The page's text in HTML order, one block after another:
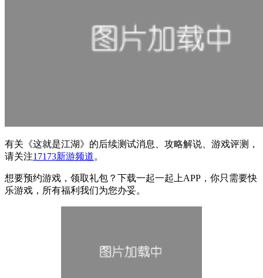
有关 《这就是江湖》 的后续测试消息、攻略解说、游戏评测，
请关注17173新游频道。
想要预约游戏，领取礼包？下载一起一起上APP，你只需要快
乐游戏，所有福利我们为您办妥。